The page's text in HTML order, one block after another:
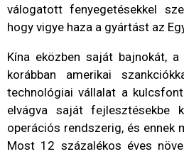
válogatott fenyegetésekkel
hogy vigye haza a gyártást az
Kína eközben saját bajnokát,
korábban amerikai
technológiai vállalat a
elvágva saját fejlesztésekbe
operációs rendszerig, és ennek
Most 12 százalékos éves